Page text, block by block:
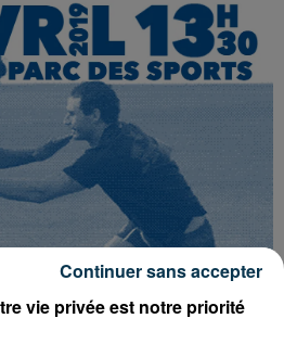
vie privée est notre priorité
Continuer sans accepter